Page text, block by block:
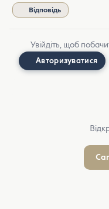
Відповідь
Увійдіть, щоб
Авторизуватися